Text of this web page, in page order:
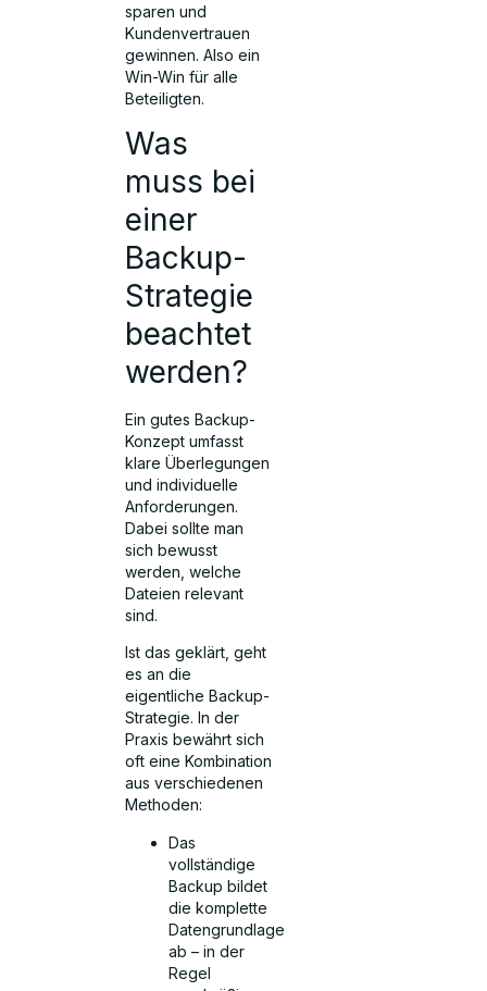
sparen und
Kundenvertrauen
gewinnen. Also ein
Win-Win für alle
Beteiligten.
Was
muss bei
einer
Backup-
Strategie
beachtet
werden?
Ein gutes Backup-
Konzept umfasst
klare Überlegungen
und individuelle
Anforderungen.
Dabei sollte man
sich bewusst
werden, welche
Dateien relevant
sind.
Ist das geklärt, geht
es an die
eigentliche Backup-
Strategie. In der
Praxis bewährt sich
oft eine Kombination
aus verschiedenen
Methoden:
Das
vollständige
Backup bildet
die komplette
Datengrundlage
ab – in der
Regel